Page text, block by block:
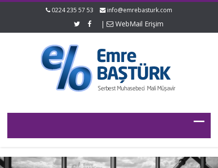
0224 235 57 53 info@emrebasturk.com
| WebMail Erişim